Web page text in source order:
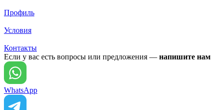
Профиль
Условия
Контакты
Если у вас есть вопросы или предложения — напишите нам
WhatsApp